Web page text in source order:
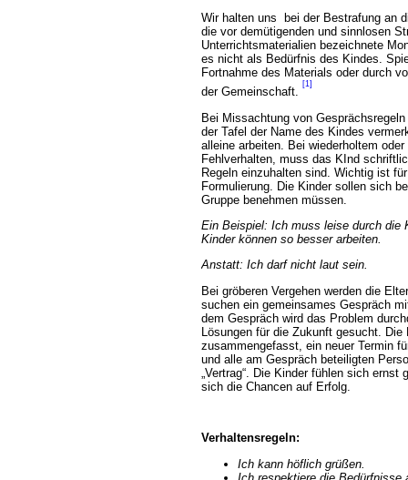
Wir halten uns bei der Bestrafung an
die vor demütigenden und sinnlosen
Unterrichtsmaterialien bezeichnete
es nicht als Bedürfnis des Kindes.
Fortnahme des Materials oder durch
der Gemeinschaft.
[1]
Bei Missachtung von
der Tafel der Name des Kindes
alleine arbeiten. Bei wiederholtem
Fehlverhalten, muss das KInd
Regeln einzuhalten sind. Wichtig ist
Formulierung. Die Kinder sollen sich
Gruppe benehmen müssen.
Ein Beispiel: Ich muss leise durch die
Kinder können so besser arbeiten.
Anstatt: Ich darf nicht laut sein.
Bei gröberen Vergehen werden die
suchen ein gemeinsames Gespräch
dem Gespräch wird das Problem
Lösungen für die Zukunft gesucht.
zusammengefasst, ein neuer Termin
und alle am Gespräch beteiligten
Vertrag“. Die Kinder fühlen sich ernst
sich die Chancen auf Erfolg.
Verhaltensregeln:
Ich kann höflich grüßen.